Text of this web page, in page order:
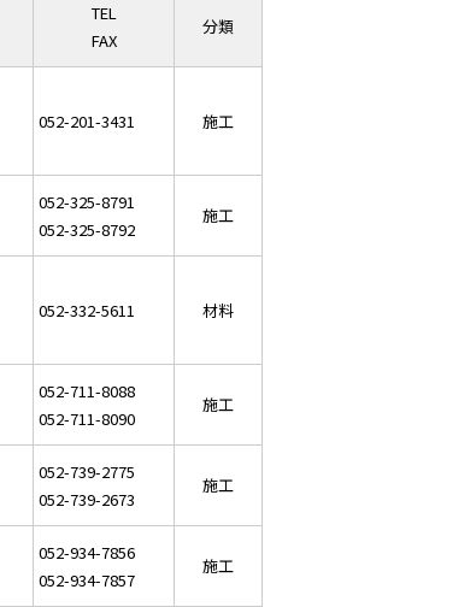
TEL
FAX
分類
052-201-3431 施工
052-325-8791
052-325-8792
施工
052-332-5611 材料
052-711-8088
052-711-8090
施工
052-739-2775
052-739-2673
施工
052-934-7856
052-934-7857
施工